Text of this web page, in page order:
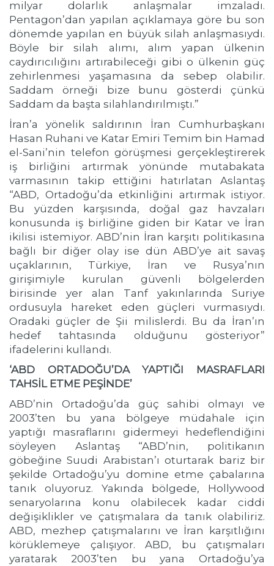
milyar dolarlık anlaşmalar imzaladı.
Pentagon’dan yapılan açıklamaya göre bu son
dönemde yapılan en büyük silah anlaşmasıydı.
Böyle bir silah alımı, alım yapan ülkenin
caydırıcılığını artırabileceği gibi o ülkenin güç
zehirlenmesi yaşamasına da sebep olabilir.
Saddam örneği bize bunu gösterdi çünkü
Saddam da başta silahlandırılmıştı.”
İran’a yönelik saldırının İran Cumhurbaşkanı
Hasan Ruhani ve Katar Emiri Temim bin Hamad
el-Sani’nin telefon görüşmesi gerçekleştirerek
iş birliğini artırmak yönünde mutabakata
varmasının takip ettiğini hatırlatan Aslantaş
“ABD, Ortadoğu’da etkinliğini artırmak istiyor.
Bu yüzden karşısında, doğal gaz havzaları
konusunda iş birliğine giden bir Katar ve İran
ikilisi istemiyor. ABD’nin İran karşıtı politikasına
bağlı bir diğer olay ise dün ABD’ye ait savaş
uçaklarının, Türkiye, İran ve Rusya’nın
girişimiyle kurulan güvenli bölgelerden
birisinde yer alan Tanf yakınlarında Suriye
ordusuyla hareket eden güçleri vurmasıydı.
Oradaki güçler de Şii milislerdi. Bu da İran’ın
hedef tahtasında olduğunu gösteriyor”
ifadelerini kullandı.
‘ABD ORTADOĞU’DA YAPTIĞI MASRAFLARI
TAHSİL ETME PEŞİNDE’
ABD’nin Ortadoğu’da güç sahibi olmayı ve
2003’ten bu yana bölgeye müdahale için
yaptığı masraflarını gidermeyi hedeflendiğini
söyleyen Aslantaş “ABD’nin, politikanın
göbeğine Suudi Arabistan’ı oturtarak bariz bir
şekilde Ortadoğu’yu domine etme çabalarına
tanık oluyoruz. Yakında bölgede, Hollywood
senaryolarına konu olabilecek kadar ciddi
değişiklikler ve çatışmalara da tanık olabiliriz.
ABD, mezhep çatışmalarını ve İran karşıtlığını
körüklemeye çalışıyor. ABD, bu çatışmaları
yaratarak 2003’ten bu yana Ortadoğu’ya